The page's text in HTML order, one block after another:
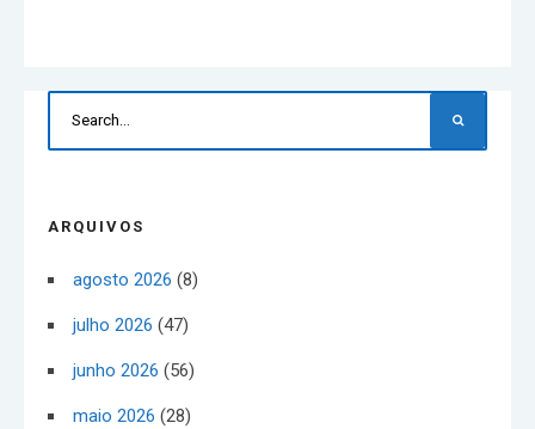
ARQUIVOS
agosto 2026 (8)
julho 2026 (47)
junho 2026 (56)
maio 2026 (28)